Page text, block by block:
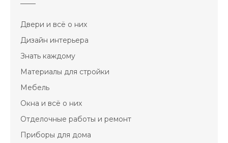
Двери и всё о них
Дизайн интерьера
Знать каждому
Материалы для стройки
Мебель
Окна и всё о них
Отделочные работы и ремонт
Приборы для дома